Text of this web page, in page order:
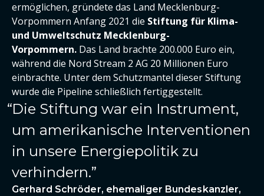
ermöglichen, gründete das Land Mecklenburg-
Vorpommern Anfang 2021 die Stiftung für Klima-
und Umweltschutz Mecklenburg-
Vorpommern. Das Land brachte 200.000 Euro ein,
während die Nord Stream 2 AG 20 Millionen Euro
einbrachte. Unter dem Schutzmantel dieser Stiftung
wurde die Pipeline schließlich fertiggestellt.
Die Stiftung war ein Instrument,
um amerikanische Interventionen
in unsere Energiepolitik zu
verhindern.
Gerhard Schröder, ehemaliger Bundeskanzler,